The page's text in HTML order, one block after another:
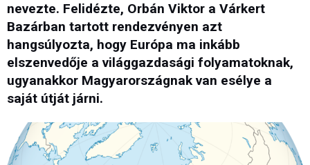
nevezte. Felidézte, Orbán Viktor a Várkert
Bazárban tartott rendezvényen azt
hangsúlyozta, hogy Európa ma inkább
elszenvedője a világgazdasági folyamatoknak,
ugyanakkor Magyarországnak van esélye a
saját útját járni.